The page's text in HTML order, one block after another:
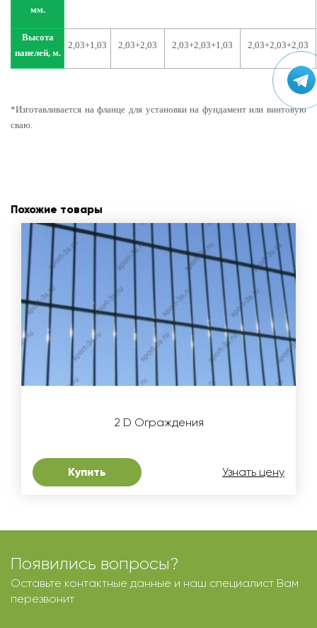
мм.
Высота
панелей, м.
2,03+1,03 2,03+2,03 2,03+2,03+1,03 2,03+2,03+2,03
*Изготавливается на фланце для установки на фундамент или винтовую
сваю.
Похожие товары
2 D Ограждения
Купить Узнать цену
Появились вопросы?
Оставьте контактные данные и наш специалист Вам
перезвонит